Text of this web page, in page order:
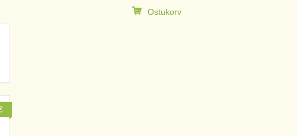
Ostukorv